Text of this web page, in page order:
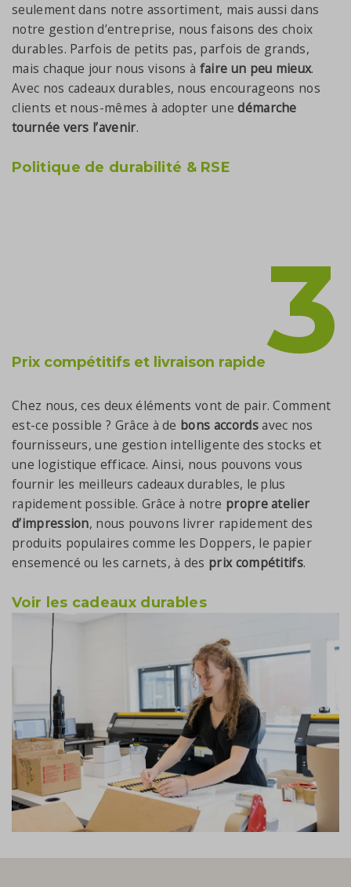
seulement dans notre assortiment, mais aussi dans
notre gestion d’entreprise, nous faisons des choix
durables. Parfois de petits pas, parfois de grands,
mais chaque jour nous visons à faire un peu mieux.
Avec nos cadeaux durables, nous encourageons nos
clients et nous-mêmes à adopter unedémarche
tournée vers l’avenir.
Politique de durabilité & RSE
3
Prix compétitifs et livraison rapide
Chez nous, ces deux éléments vont de pair. Comment
est-ce possible ? Grâce à de bons accordsavec nos
fournisseurs, une gestion intelligente des stocks et
une logistique efficace. Ainsi, nous pouvons vous
fournir les meilleurs cadeaux durables, le plus
rapidement possible. Grâce à notre propre atelier
d’impression, nous pouvons livrer rapidement des
produits populaires comme les Doppers, le papier
ensemencé ou les carnets, à des prix compétitifs.
Voir les cadeaux durables